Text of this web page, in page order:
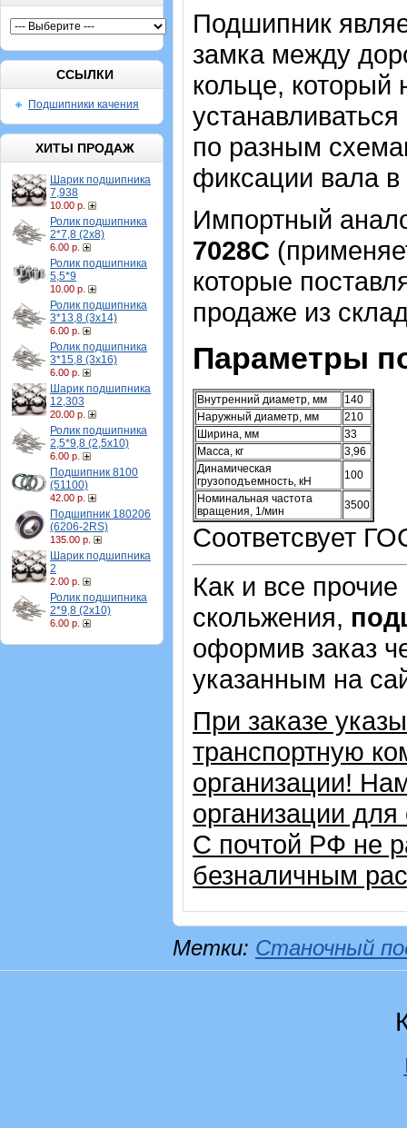
ССЫЛКИ
Подшипники качения
ХИТЫ ПРОДАЖ
Шарик подшипника
7,938
10.00 р.
Ролик подшипника
2*7,8 (2х8)
6.00 р.
Ролик подшипника
5,5*9
10.00 р.
Ролик подшипника
3*13,8 (3х14)
6.00 р.
Ролик подшипника
3*15,8 (3х16)
6.00 р.
Шарик подшипника
12,303
20.00 р.
Ролик подшипника
2,5*9,8 (2,5х10)
6.00 р.
Подшипник 8100
(51100)
42.00 р.
Подшипник 180206
(6206-2RS)
135.00 р.
Шарик подшипника
2
2.00 р.
Ролик подшипника
2*9,8 (2х10)
6.00 р.
Подшипник
замка между
кольце,
по разным
фиксации вала
Импортный
7028С
которые
продаже из
Параметры
Внутренний диаметр, мм
140
Наружный диаметр, мм
210
Ширина, мм
33
Масса, кг
3,96
Динамическая
грузоподъемность, кН
100
Номинальная частота
вращения, 1/мин
3500
Соответсвует
Как и все
скольжения,
оформив заказ
указанным на
При заказе
транспортную
организации!
организации
С почтой РФ не
безналичным
Метки: Станочный